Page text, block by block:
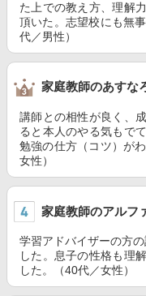
た上での教え方、理解
頂いた。志望校にも無
代／男性）
家庭教師のあすな
講師との相性が良く、
ると本人のやる気もで
勉強の仕方（コツ）が
女性）
家庭教師のアルフ
学習アドバイザーの方
した。息子の性格も理
した。（40代／女性）